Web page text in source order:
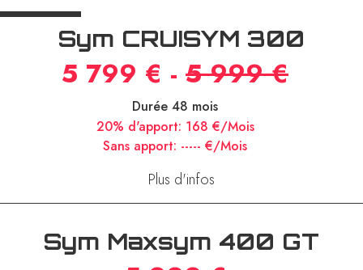
Sym CRUISYM 300
5 799 € -5 999 €
Durée 48 mois
20% d'apport:168 €/Mois
Sans apport:----- €/Mois